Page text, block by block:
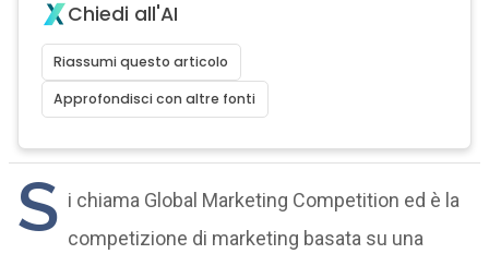
Chiedi all'AI
Riassumi questo articolo
Approfondisci con altre fonti
S i chiama Global Marketing Competition ed è la
competizione di marketing basata su una